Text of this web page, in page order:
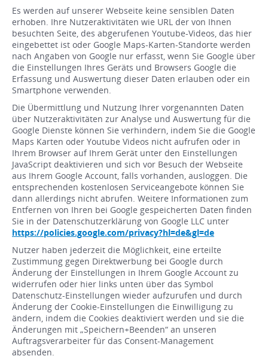
Es werden auf unserer Webseite keine sensiblen Daten
erhoben. Ihre Nutzeraktivitäten wie URL der von Ihnen
besuchten Seite, des abgerufenen Youtube-Videos, das hier
eingebettet ist oder Google Maps-Karten-Standorte werden
nach Angaben von Google nur erfasst, wenn Sie Google über
die Einstellungen Ihres Geräts und Browsers Google die
Erfassung und Auswertung dieser Daten erlauben oder ein
Smartphone verwenden.
Die Übermittlung und Nutzung Ihrer vorgenannten Daten
über Nutzeraktivitäten zur Analyse und Auswertung für die
Google Dienste können Sie verhindern, indem Sie die Google
Maps Karten oder Youtube Videos nicht aufrufen oder in
Ihrem Browser auf Ihrem Gerät unter den Einstellungen
JavaScript deaktivieren und sich vor Besuch der Webseite
aus Ihrem Google Account, falls vorhanden, ausloggen. Die
entsprechenden kostenlosen Serviceangebote können Sie
dann allerdings nicht abrufen. Weitere Informationen zum
Entfernen von Ihren bei Google gespeicherten Daten finden
Sie in der Datenschutzerklärung von Google LLC unter
https://policies.google.com/privacy?hl=de&gl=de
Nutzer haben jederzeit die Möglichkeit, eine erteilte
Zustimmung gegen Direktwerbung bei Google durch
Änderung der Einstellungen in Ihrem Google Account zu
widerrufen oder hier links unten über das Symbol
Datenschutz-Einstellungen wieder aufzurufen und durch
Änderung der Cookie-Einstellungen die Einwilligung zu
ändern, indem die Cookies deaktiviert werden und sie die
Änderungen mit „Speichern+Beenden“ an unseren
Auftragsverarbeiter für das Consent-Management
absenden.